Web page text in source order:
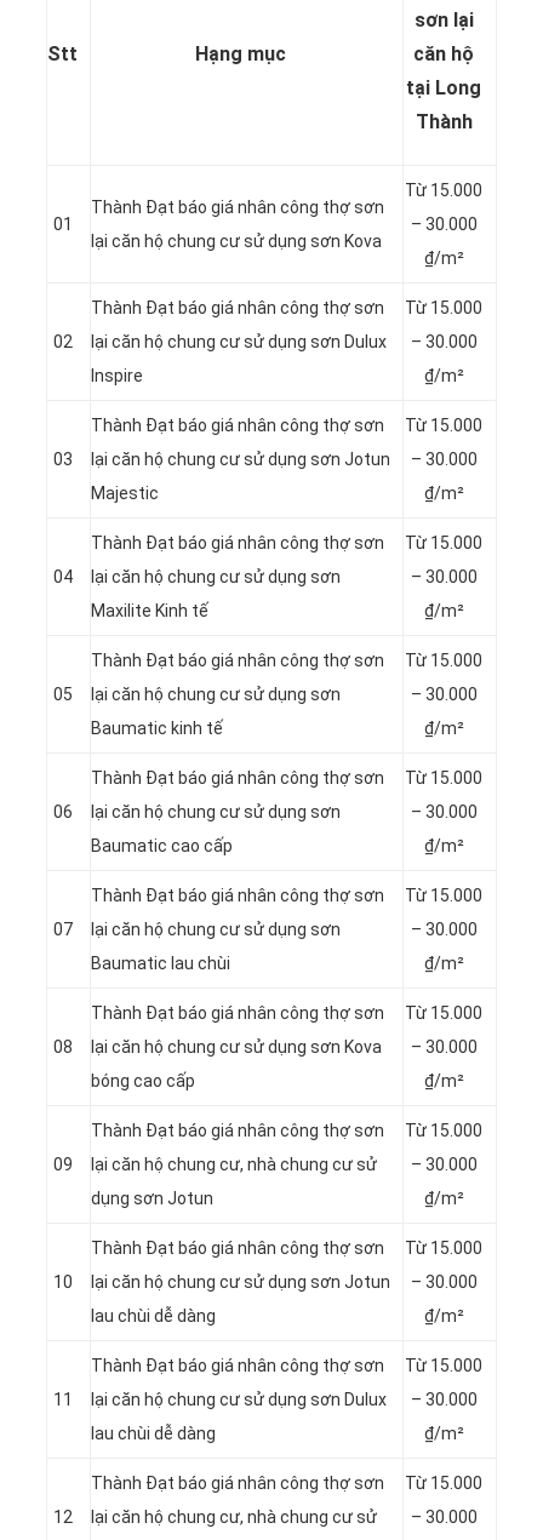
Stt Hạng mục
sơn lại
căn hộ
tại Long
Thành
01
Thành Đạt báo giá nhân công thợ sơn
lại căn hộ chung cư sử dụng sơn Kova
Từ 15.000
– 30.000
₫/m²
02
Thành Đạt báo giá nhân công thợ sơn
lại căn hộ chung cư sử dụng sơn Dulux
Inspire
Từ 15.000
– 30.000
₫/m²
03
Thành Đạt báo giá nhân công thợ sơn
lại căn hộ chung cư sử dụng sơn Jotun
Majestic
Từ 15.000
– 30.000
₫/m²
04
Thành Đạt báo giá nhân công thợ sơn
lại căn hộ chung cư sử dụng sơn
Maxilite Kinh tế
Từ 15.000
– 30.000
₫/m²
05
Thành Đạt báo giá nhân công thợ sơn
lại căn hộ chung cư sử dụng sơn
Baumatic kinh tế
Từ 15.000
– 30.000
₫/m²
06
Thành Đạt báo giá nhân công thợ sơn
lại căn hộ chung cư sử dụng sơn
Baumatic cao cấp
Từ 15.000
– 30.000
₫/m²
07
Thành Đạt báo giá nhân công thợ sơn
lại căn hộ chung cư sử dụng sơn
Baumatic lau chùi
Từ 15.000
– 30.000
₫/m²
08
Thành Đạt báo giá nhân công thợ sơn
lại căn hộ chung cư sử dụng sơn Kova
bóng cao cấp
Từ 15.000
– 30.000
₫/m²
09
Thành Đạt báo giá nhân công thợ sơn
lại căn hộ chung cư, nhà chung cư sử
dụng sơn Jotun
Từ 15.000
– 30.000
₫/m²
10
Thành Đạt báo giá nhân công thợ sơn
lại căn hộ chung cư sử dụng sơn Jotun
lau chùi dễ dàng
Từ 15.000
– 30.000
₫/m²
11
Thành Đạt báo giá nhân công thợ sơn
lại căn hộ chung cư sử dụng sơn Dulux
lau chùi dễ dàng
Từ 15.000
– 30.000
₫/m²
12
Thành Đạt báo giá nhân công thợ sơn
lại căn hộ chung cư, nhà chung cư sử
Từ 15.000
– 30.000